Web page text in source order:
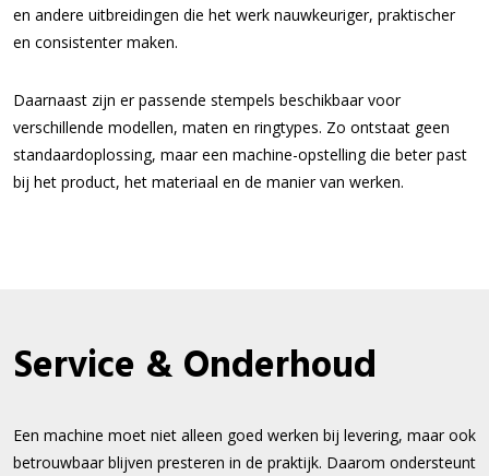
en andere uitbreidingen die het werk nauwkeuriger, praktischer
en consistenter maken.
Daarnaast zijn er passende stempels beschikbaar voor
verschillende modellen, maten en ringtypes. Zo ontstaat geen
standaardoplossing, maar een machine-opstelling die beter past
bij het product, het materiaal en de manier van werken.
Service & Onderhoud
Een machine moet niet alleen goed werken bij levering, maar ook
betrouwbaar blijven presteren in de praktijk. Daarom ondersteunt